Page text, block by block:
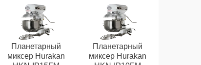
Планетарный
миксер Hurakan
Планетарный
миксер Hurakan